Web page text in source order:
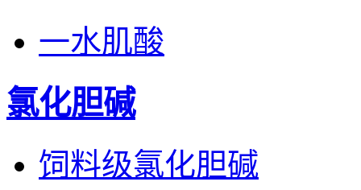
一水肌酸
氯化胆碱
饲料级氯化胆碱